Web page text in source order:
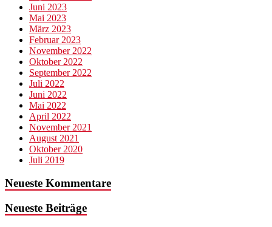
Juni 2023
Mai 2023
März 2023
Februar 2023
November 2022
Oktober 2022
September 2022
Juli 2022
Juni 2022
Mai 2022
April 2022
November 2021
August 2021
Oktober 2020
Juli 2019
Neueste Kommentare
Neueste Beiträge